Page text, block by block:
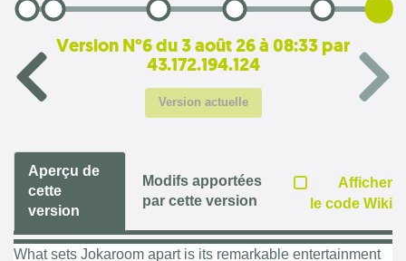
Version N°6 du 3 août 26 à 08:33 par
43.172.194.124
Version actuelle
Aperçu de
cette
version
Modifs apportées
par cette version
Afficher
le code Wiki